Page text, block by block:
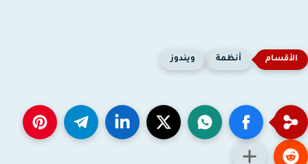
أنظمة ويندوز